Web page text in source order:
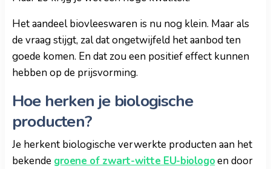
Het aandeel biovleeswaren is nu nog klein. Maar als
de vraag stijgt, zal dat ongetwijfeld het aanbod ten
goede komen. En dat zou een positief effect kunnen
hebben op de prijsvorming.
Hoe herken je biologische
producten?
Je herkent biologische verwerkte producten aan het
bekende groene of zwart-witte EU-biologoen door